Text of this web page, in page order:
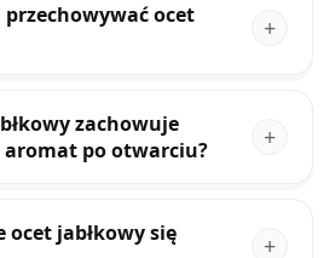
ocet
zachowuje
aromat po otwarciu?
ocet jabłkowy się